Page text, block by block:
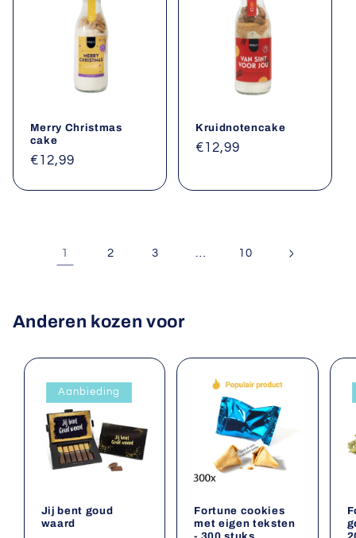
Merry Christmas
cake
Normale
€12,99
Kruidnotencake
Normale
€12,99
1 2 3 10
Anderen kozen voor
Aanbieding
Jij bent goud
waard
Fortune cookies
met eigen teksten